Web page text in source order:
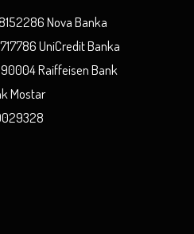
Nova Banka
UniCredit Banka
Raiffeisen Bank
Mostar